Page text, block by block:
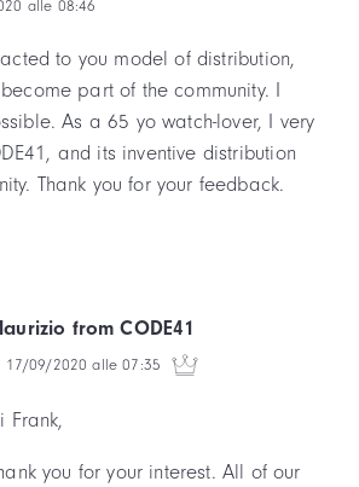
alle 08:46
to you model of distribution,
part of the community. I
As a 65 yo watch-lover, I very
and its inventive distribution
Thank you for your feedback.
from CODE41
Il 17/09/2020 alle 07:35
Frank,
you for your interest. All of our